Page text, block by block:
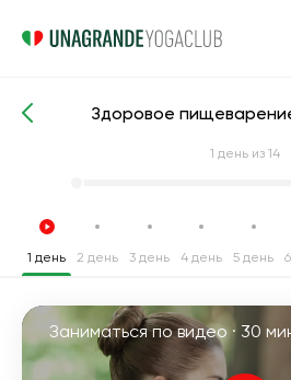
Интенсивные курсы йоги
Здоровое
1 день из 14
1 день 2 день 3 день 4 день 5 день
Заниматься по видео · 30